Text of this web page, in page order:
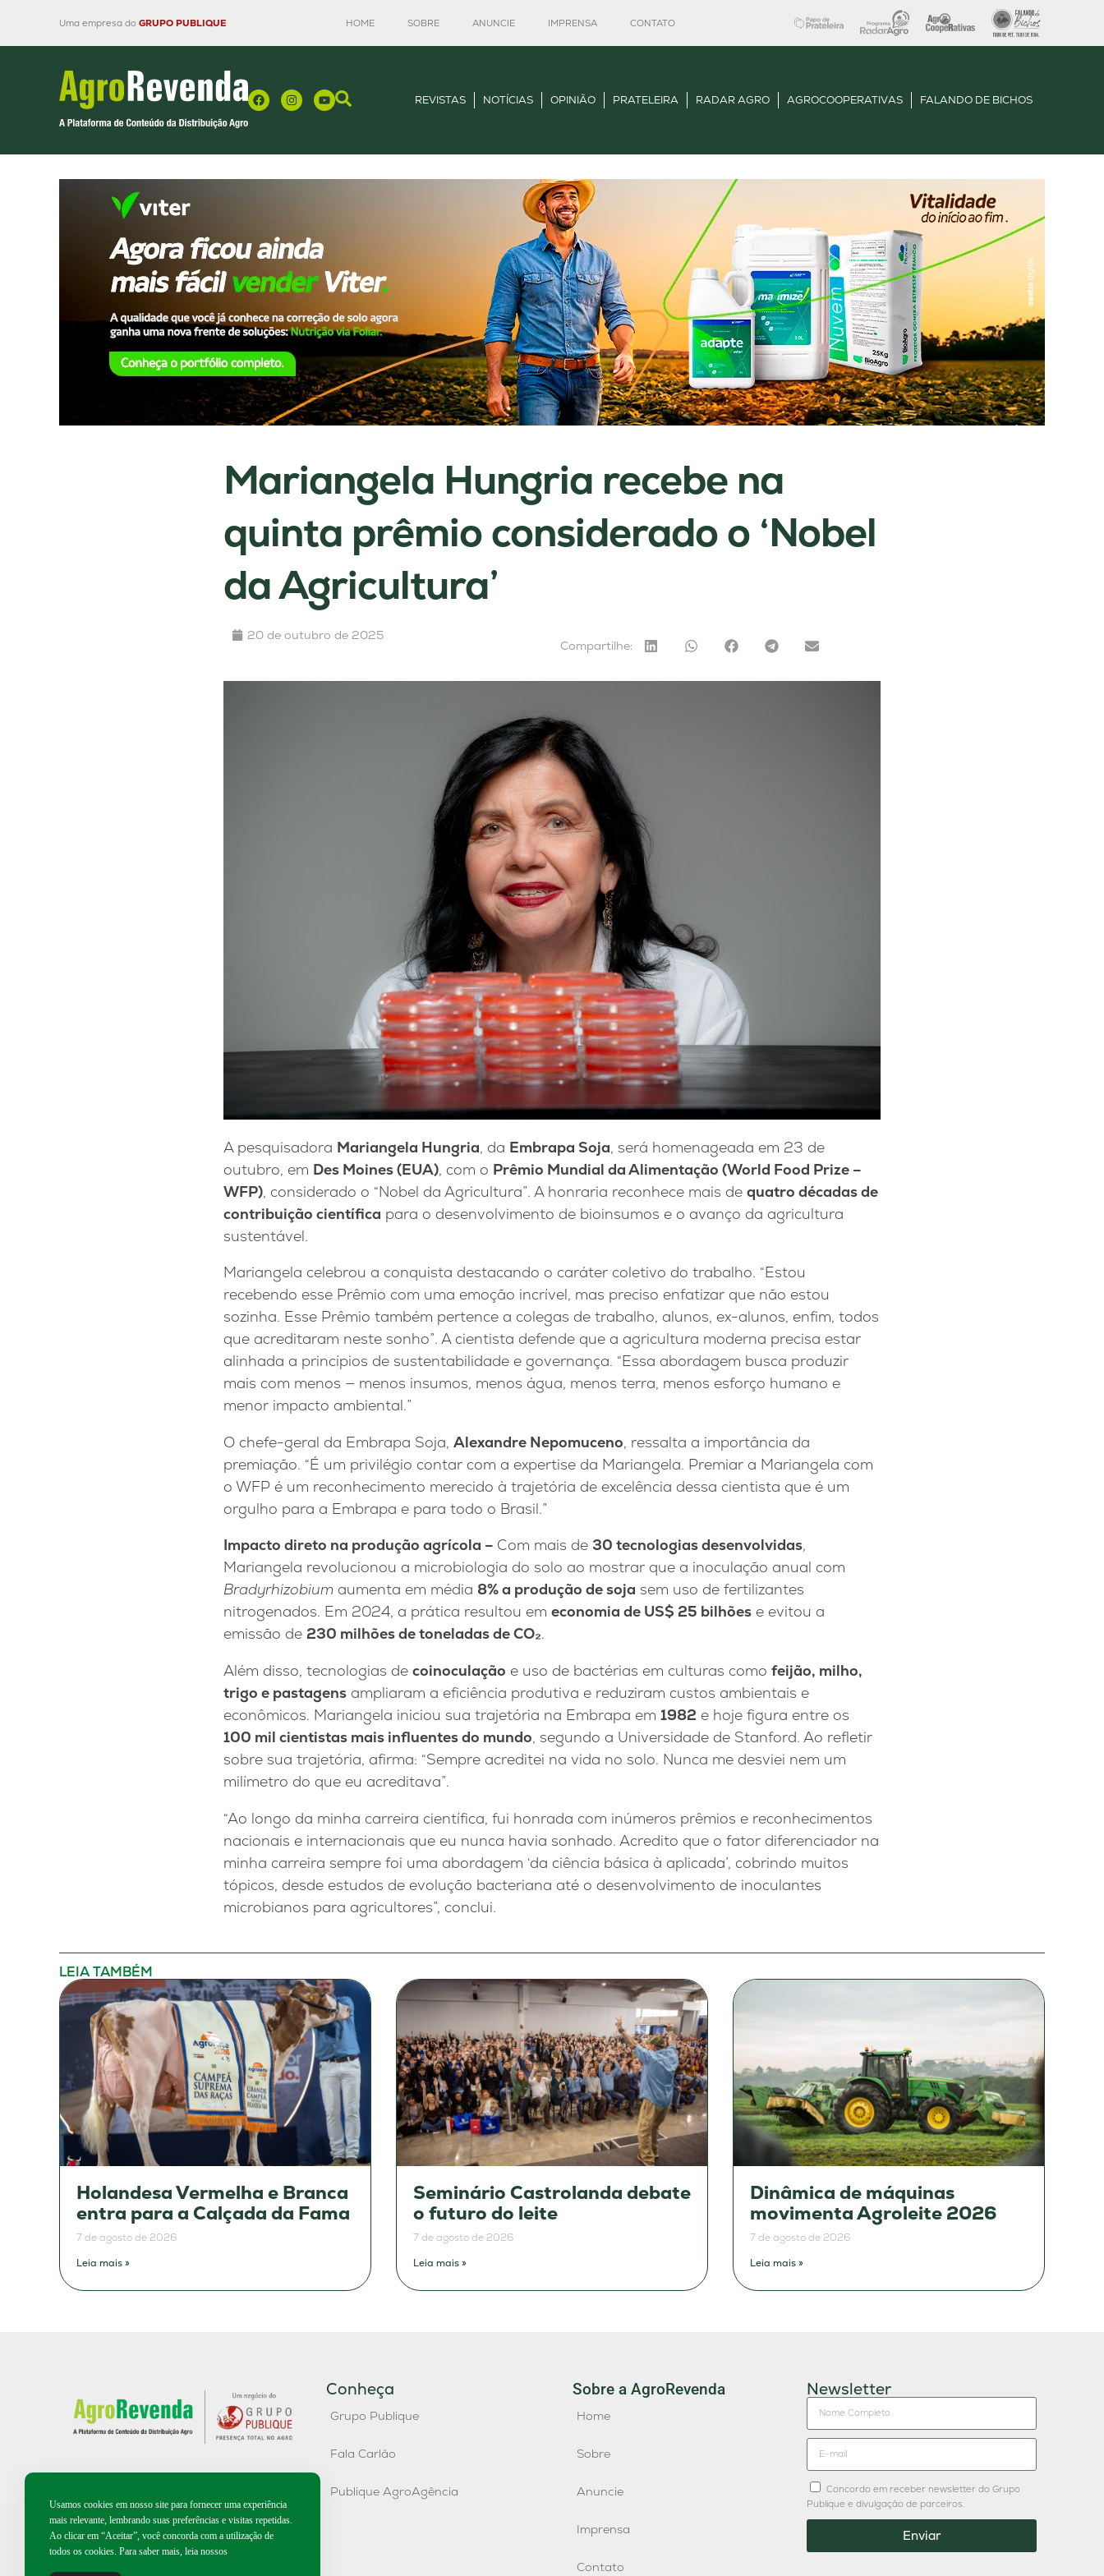
Uma empresa do GRUPO PUBLIQUE HOME SOBRE ANUNCIE IMPRENSA CONTATO
REVISTAS NOTÍCIAS OPINIÃO PRATELEIRA RADAR AGRO AGROCOOPERATIVAS FALANDO DE BICHOS
Mariangela Hungria recebe na
quinta prêmio considerado o ‘Nobel
da Agricultura’
20 de outubro de 2025
Compartilhe:
A pesquisadora Mariangela Hungria, da Embrapa Soja, será homenageada em 23 de
outubro, em Des Moines (EUA), com o Prêmio Mundial da Alimentação (World Food Prize –
WFP), considerado o “Nobel da Agricultura”. A honraria reconhece mais de quatro décadas de
contribuição científica para o desenvolvimento de bioinsumos e o avanço da agricultura
sustentável.
Mariangela celebrou a conquista destacando o caráter coletivo do trabalho. “Estou
recebendo esse Prêmio com uma emoção incrível, mas preciso enfatizar que não estou
sozinha. Esse Prêmio também pertence a colegas de trabalho, alunos, ex-alunos, enfim, todos
que acreditaram neste sonho”. A cientista defende que a agricultura moderna precisa estar
alinhada a princípios de sustentabilidade e governança. “Essa abordagem busca produzir
mais com menos — menos insumos, menos água, menos terra, menos esforço humano e
menor impacto ambiental.”
O chefe-geral da Embrapa Soja, Alexandre Nepomuceno, ressalta a importância da
premiação. “É um privilégio contar com a expertise da Mariangela. Premiar a Mariangela com
o WFP é um reconhecimento merecido à trajetória de excelência dessa cientista que é um
orgulho para a Embrapa e para todo o Brasil.”
Impacto direto na produção agrícola – Com mais de 30 tecnologias desenvolvidas,
Mariangela revolucionou a microbiologia do solo ao mostrar que a inoculação anual com
Bradyrhizobium aumenta em média 8% a produção de soja sem uso de fertilizantes
nitrogenados. Em 2024, a prática resultou em economia de US$ 25 bilhões e evitou a
emissão de 230 milhões de toneladas de CO₂.
Além disso, tecnologias de coinoculação e uso de bactérias em culturas como feijão, milho,
trigo e pastagens ampliaram a eficiência produtiva e reduziram custos ambientais e
econômicos. Mariangela iniciou sua trajetória na Embrapa em 1982 e hoje figura entre os
100 mil cientistas mais influentes do mundo, segundo a Universidade de Stanford. Ao refletir
sobre sua trajetória, afirma: “Sempre acreditei na vida no solo. Nunca me desviei nem um
milímetro do que eu acreditava”.
“Ao longo da minha carreira científica, fui honrada com inúmeros prêmios e reconhecimentos
nacionais e internacionais que eu nunca havia sonhado. Acredito que o fator diferenciador na
minha carreira sempre foi uma abordagem ‘da ciência básica à aplicada’, cobrindo muitos
tópicos, desde estudos de evolução bacteriana até o desenvolvimento de inoculantes
microbianos para agricultores”, conclui.
LEIA TAMBÉM
Holandesa Vermelha e Branca
entra para a Calçada da Fama
7 de agosto de 2026
Leia mais »
Seminário Castrolanda debate
o futuro do leite
7 de agosto de 2026
Leia mais »
Dinâmica de máquinas
movimenta Agroleite 2026
7 de agosto de 2026
Leia mais »
Conheça
Grupo Publique
Fala Carlão
Publique AgroAgência
Sobre a AgroRevenda
Home
Sobre
Anuncie
Imprensa
Contato
Newsletter
Concordo em receber newsletter do Grupo
Publique e divulgação de parceiros.
Enviar
Usamos cookies em nosso site para fornecer uma experiência
mais relevante, lembrando suas preferências e visitas repetidas.
Ao clicar em “Aceitar”, você concorda com a utilização de
todos os cookies. Para saber mais, leia nossos